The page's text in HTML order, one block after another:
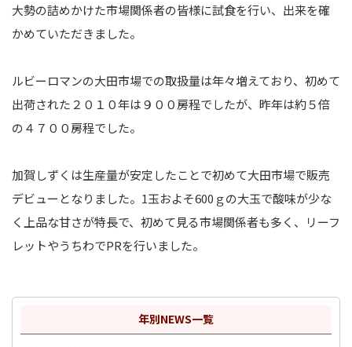
大勢の詰めかけた市場関係者の皆様に試食を行い、出来を確
かめていただきました。
ルビーロマンの大田市場での取扱量は年々増えており、初めて
出荷された２０１０年は９００房程でしたが、昨年は約５倍
の４７００房程でした。
加賀しずくは生産量が安定したことで初めて大田市場で販売
デビューとなりました。1玉およそ600ｇの大玉で酸味が少な
く上品な甘さが特長で、初めて見る市場関係者も多く、リーフ
レットやうちわでPRを行いました。
年別NEWS一覧